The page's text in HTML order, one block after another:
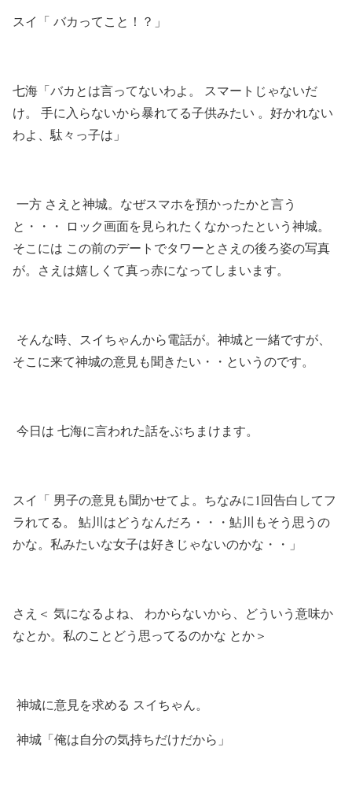
スイ「 バカってこと！？」
七海「バカとは言ってないわよ。 スマートじゃないだ
け。 手に入らないから暴れてる子供みたい 。好かれない
わよ、駄々っ子は」
一方 さえと神城。なぜスマホを預かったかと言う
と・・・ ロック画面を見られたくなかったという神城。
そこには この前のデートでタワーとさえの後ろ姿の写真
が。さえは嬉しくて真っ赤になってしまいます。
そんな時、スイちゃんから電話が。神城と一緒ですが、
そこに来て神城の意見も聞きたい・・というのです。
今日は 七海に言われた話をぶちまけます。
スイ「 男子の意見も聞かせてよ。ちなみに1回告白してフ
ラれてる。 鮎川はどうなんだろ・・・鮎川もそう思うの
かな。私みたいな女子は好きじゃないのかな・・」
さえ＜ 気になるよね、 わからないから、どういう意味か
なとか。私のことどう思ってるのかな とか＞
神城に意見を求める スイちゃん。
神城「俺は自分の気持ちだけだから」